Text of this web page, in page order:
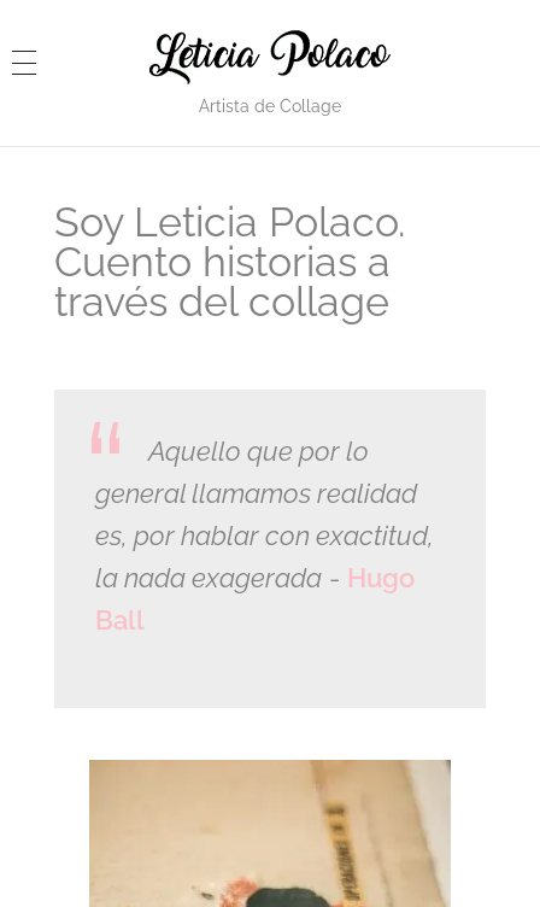
Artista de Collage
Soy Leticia Polaco.
Cuento historias a
través del collage
Aquello que por lo
general llamamos realidad
es, por hablar con exactitud,
la nada exagerada- Hugo
Ball